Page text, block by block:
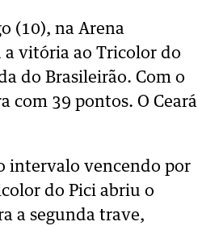
(10), na Arena
a vitória ao Tricolor do
do Brasileirão. Com o
com 39 pontos. O Ceará
intervalo vencendo por
do Pici abriu o
a segunda trave,